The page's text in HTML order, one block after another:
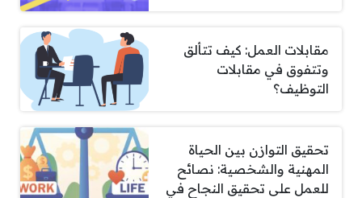
مقابلات العمل: كيف تتألق
وتتفوق في مقابلات
التوظيف؟
تحقيق التوازن بين الحياة
المهنية والشخصية: نصائح
للعمل على تحقيق النجاح في